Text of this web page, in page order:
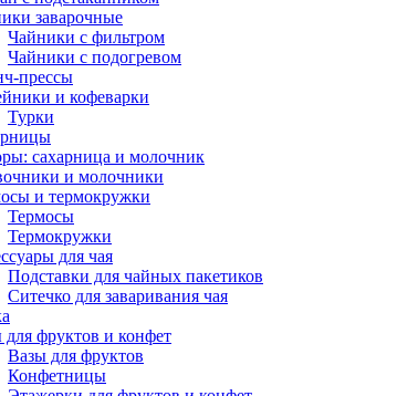
заварочные
Чайники с фильтром
Чайники с подогревом
прессы
и кофеварки
Турки
сахарница и молочник
и молочники
и термокружки
Термосы
Термокружки
для чая
Подставки для чайных пакетиков
Ситечко для заваривания чая
для фруктов и конфет
Вазы для фруктов
Конфетницы